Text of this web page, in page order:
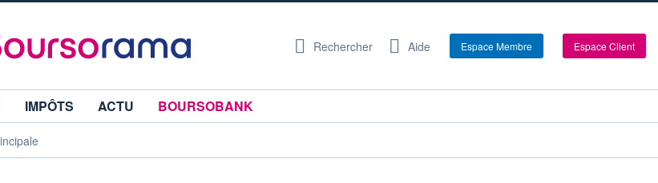
Rechercher Aide Espace Membre Espace Client
IMPÔTS ACTU BOURSOBANK